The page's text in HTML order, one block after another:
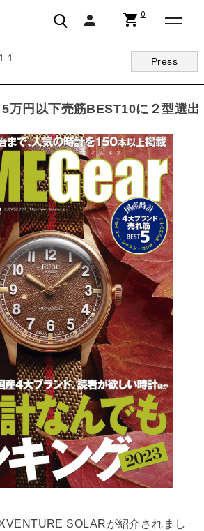
ェルクローバー | ANGEL CLOVER
person shopping_cart 0
Press
万円以下売筋BEST10に２型選出
SOLARが紹介されまし